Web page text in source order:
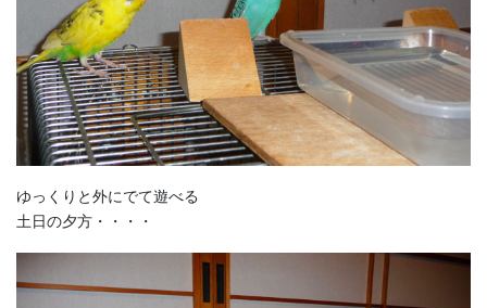
ゆっくりと外にでて遊べる
土日の夕方・・・・